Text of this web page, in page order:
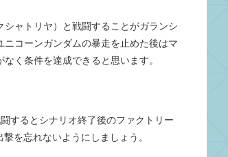
ャトリヤ）と戦闘することがガランシ
コーンガンダムの暴走を止めた後はマ
く条件を達成できると思います。
するとシナリオ終了後のファクトリー
を忘れないようにしましょう。